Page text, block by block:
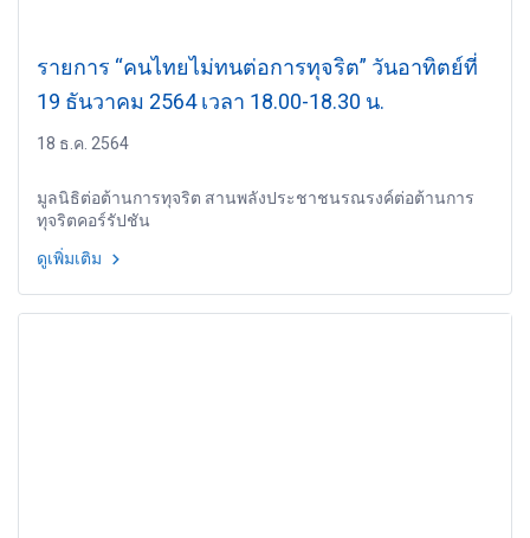
รายการ “คนไทยไม่ทนต่อการทุจริต” วันอาทิตย์ที่
19 ธันวาคม 2564 เวลา 18.00-18.30 น.
18 ธ.ค. 2564
มูลนิธิต่อต้านการทุจริต สานพลังประชาชนรณรงค์ต่อต้านการ
ทุจริตคอร์รัปชัน
ดูเพิ่มเติม